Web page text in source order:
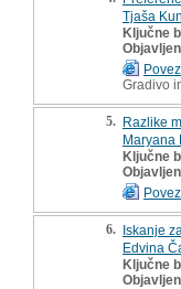
Tjaša
Ključne
Gradivo
5. Razlike
Maryana
Ključne
6. Iskanje
Edvina
Ključne